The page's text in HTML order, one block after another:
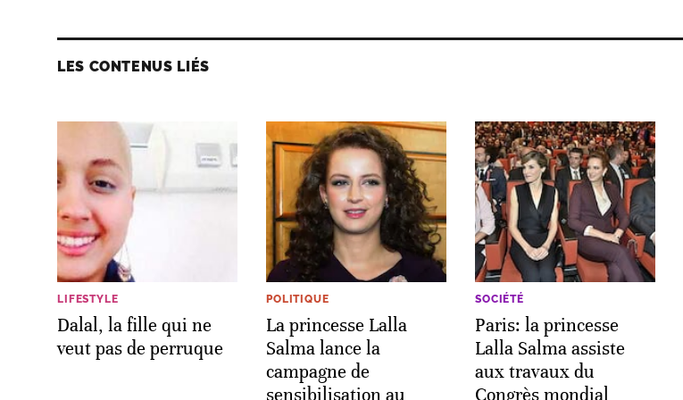
LES CONTENUS LIÉS
LIFESTYLE
Dalal, la fille qui ne
veut pas de perruque
POLITIQUE
La princesse Lalla
Salma lance la
campagne de
sensibilisation au
SOCIÉTÉ
Paris: la princesse
Lalla Salma assiste
aux travaux du
Congrès mondial